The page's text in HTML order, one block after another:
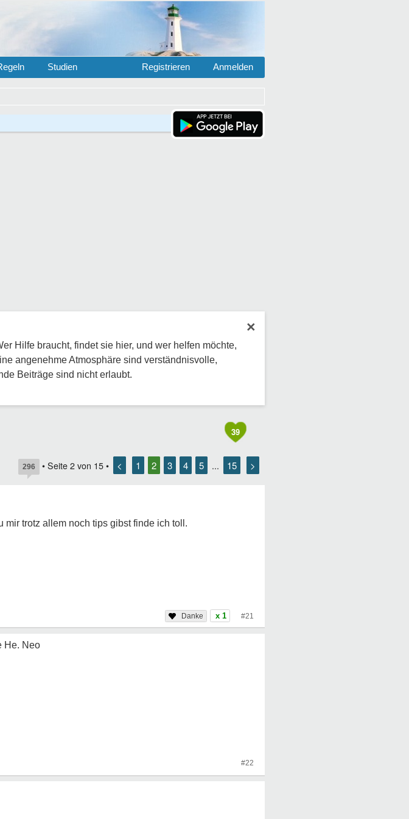
Studien Anmelden
Registrieren
×
Hilfe braucht, findet sie hier, und wer helfen möchte,
angenehme Atmosphäre sind verständnisvolle,
Beiträge sind nicht erlaubt.
39
296 • Seite 2 von 15 • < 1 2 3 4 5 ... 15 >
mir trotz allem noch tips gibst finde ich toll.
x 1 #21
He. Neo
#22